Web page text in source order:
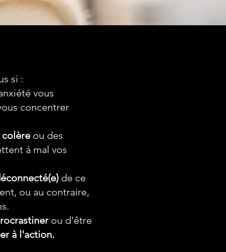
si :
vous
concentrer
ou des
à mal vos
de ce
ou au contraire,
ou d'être
à l'action.